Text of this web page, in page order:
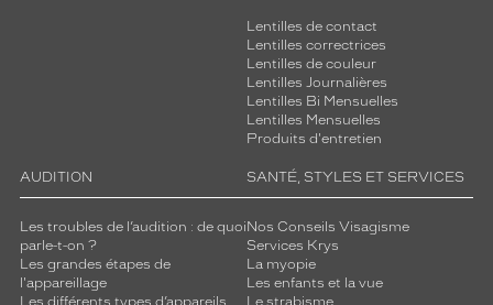
Lentilles de contact
Lentilles correctrices
Lentilles de couleur
Lentilles Journalières
Lentilles Bi Mensuelles
Lentilles Mensuelles
Produits d'entretien
AUDITION
Les troubles de l’audition : de quoi
parle-t-on ?
Les grandes étapes de
l'appareillage
Les différents types d’appareils
SANTÉ, STYLES ET SERVICES
Nos Conseils Visagisme
Services Krys
La myopie
Les enfants et la vue
Le strabisme